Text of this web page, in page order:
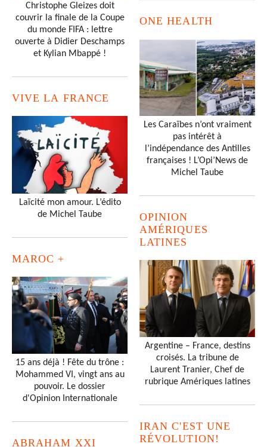
Christophe Gleizes doit
couvrir la finale de la Coupe
du monde FIFA : lettre
ouverte à Didier Deschamps
et Kylian Mbappé !
VIVE LA FRANCE
Laïcité mon amour. L’édito
de Michel Taube
MAROC +
15 ans déjà ! Fête du trône :
Mohammed VI, vingt ans au
pouvoir. Le dossier
d'Opinion Internationale
ABRAHAM XXI
ONE HEALTH
Les Caraïbes n’ont vraiment
pas intérêt à
l’indépendance des Antilles
françaises ! L’Opi’News de
Michel Taube
OPINION
AMÉRIQUES
LATINES
Argentine – France, destins
croisés. La tribune de
Laurent Tranier, Chef de
rubrique Amériques latines
IRAN C'EST UNE
RÉVOLUTION!